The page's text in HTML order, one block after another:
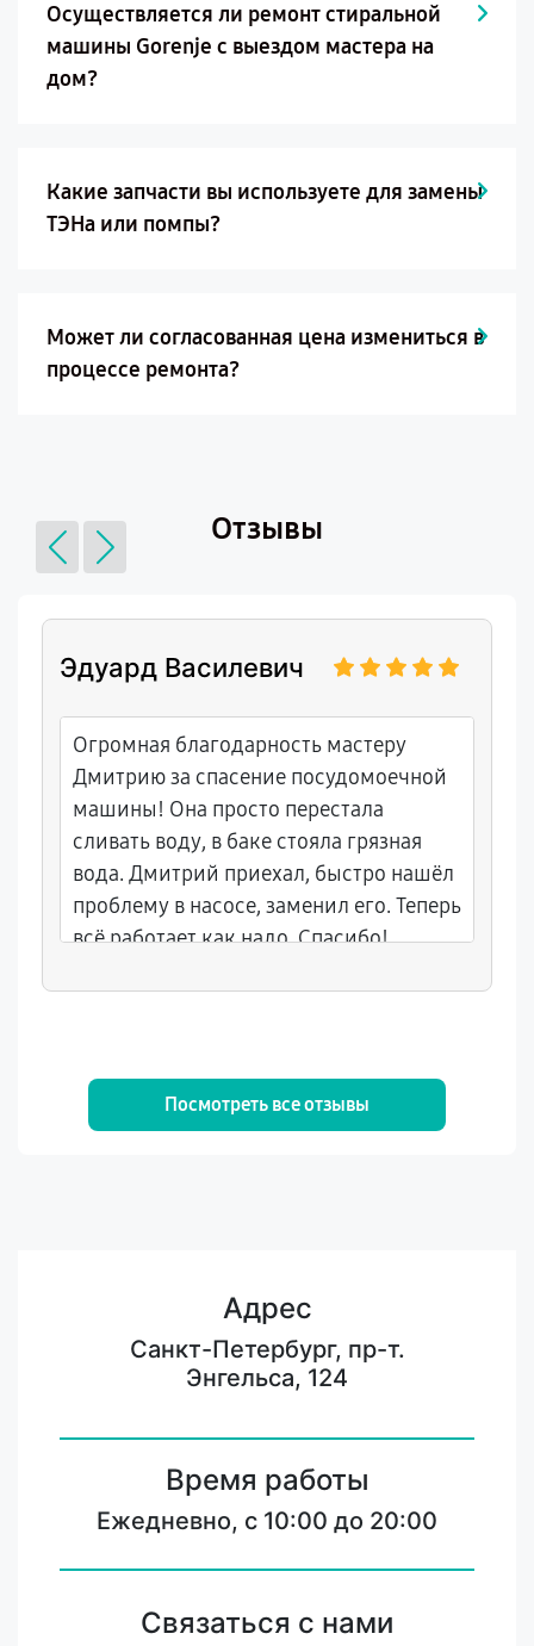
Осуществляется ли ремонт стиральной
машины Gorenje с выездом мастера на
дом?
Какие запчасти вы используете для замены
ТЭНа или помпы?
Может ли согласованная цена измениться в
процессе ремонта?
Отзывы
Эдуард Василевич
Огромная благодарность мастеру
Дмитрию за спасение посудомоечной
машины! Она просто перестала
сливать воду, в баке стояла грязная
вода. Дмитрий приехал, быстро нашёл
проблему в насосе, заменил его. Теперь
всё работает как надо. Спасибо!
Посмотреть все отзывы
Адрес
Санкт-Петербург, пр-т.
Энгельса, 124
Время работы
Ежедневно, с 10:00 до 20:00
Связаться с нами